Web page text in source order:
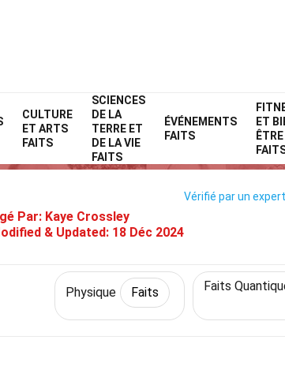
CULTURE
ET ARTS
FAITS
SCIENCES
DE LA
TERRE ET
DE LA VIE
FAITS
ÉVÉNEMENTS
FAITS
ET
ÊTRE
Home Science Physique
37 Faits Sur Effet Zeno
Par: Kaye Crossley
& Updated: 18 Déc 2024
Vérifié par un expert
Physique Faits Faits